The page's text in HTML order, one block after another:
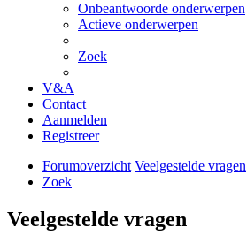
Onbeantwoorde onderwerpen
Actieve onderwerpen
Zoek
V&A
Contact
Aanmelden
Registreer
Forumoverzicht Veelgestelde vragen
Zoek
Veelgestelde vragen